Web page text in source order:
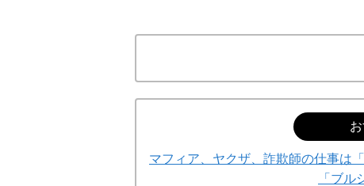
マフィア、ヤクザ、詐欺師の仕事は
「ブ